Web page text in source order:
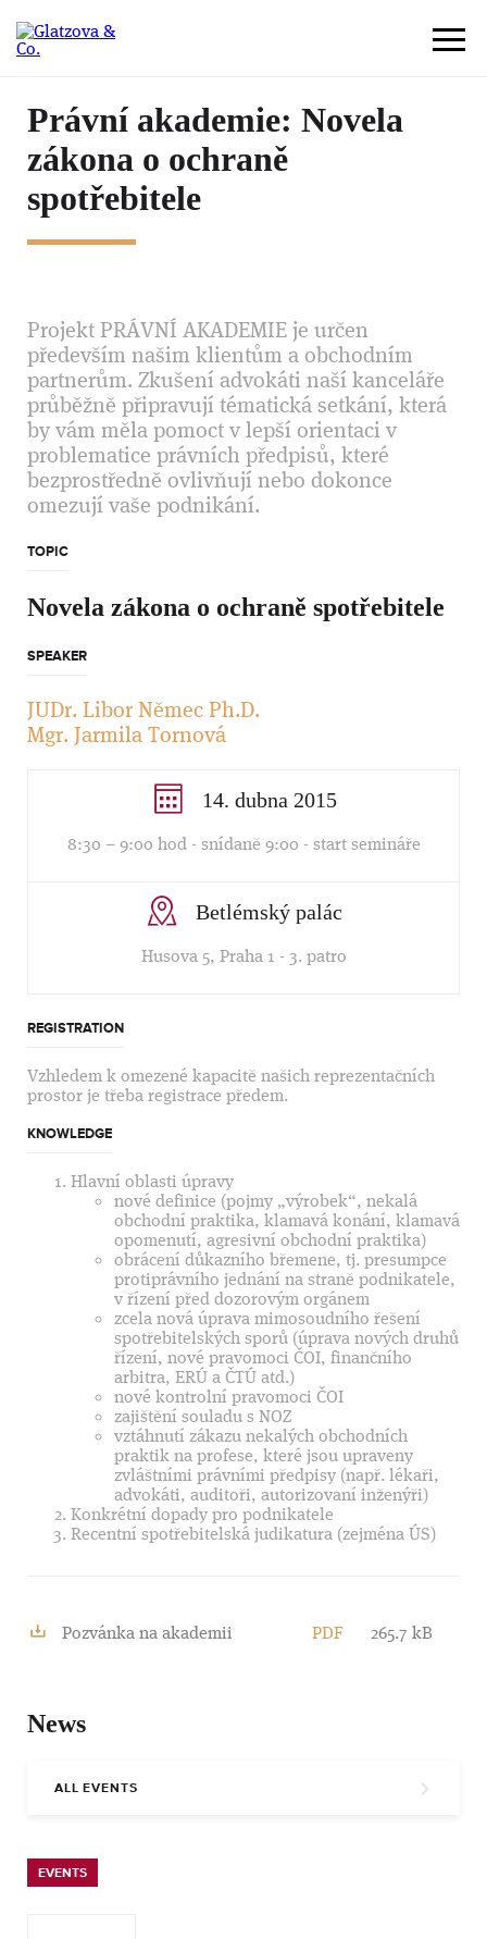
Právní akademie: Novela
zákona o ochraně
spotřebitele
Projekt PRÁVNÍ AKADEMIE je určen
především našim klientům a obchodním
partnerům. Zkušení advokáti naší kanceláře
průběžně připravují tématická setkání, která
by vám měla pomoct v lepší orientaci v
problematice právních předpisů, které
bezprostředně ovlivňují nebo dokonce
omezují vaše podnikání.
TOPIC
Novela zákona o ochraně spotřebitele
SPEAKER
JUDr. Libor Němec Ph.D.
Mgr. Jarmila Tornová
14. dubna 2015
8:30 – 9:00 hod - snídaně 9:00 - start semináře
Betlémský palác
Husova 5, Praha 1 - 3. patro
REGISTRATION
Vzhledem k omezené kapacitě našich reprezentačních
prostor je třeba registrace předem.
KNOWLEDGE
Hlavní oblasti úpravy
nové definice (pojmy „výrobek“, nekalá
obchodní praktika, klamavá konání, klamavá
opomenutí, agresivní obchodní praktika)
obrácení důkazního břemene, tj. presumpce
protiprávního jednání na straně podnikatele,
v řízení před dozorovým orgánem
zcela nová úprava mimosoudního řešení
spotřebitelských sporů (úprava nových druhů
řízení, nové pravomoci ČOI, finančního
arbitra, ERÚ a ČTÚ atd.)
nové kontrolní pravomoci ČOI
zajištění souladu s NOZ
vztáhnutí zákazu nekalých obchodních
praktik na profese, které jsou upraveny
zvláštními právními předpisy (např. lékaři,
advokáti, auditoři, autorizovaní inženýři)
Konkrétní dopady pro podnikatele
Recentní spotřebitelská judikatura (zejména ÚS)
Pozvánka na akademii PDF 265.7 kB
News
ALL EVENTS
EVENTS